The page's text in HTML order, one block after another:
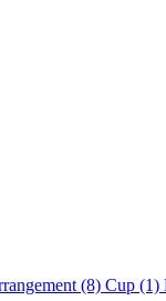
(8) Cup (1)